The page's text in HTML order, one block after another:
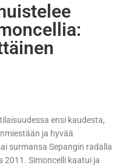
ensi kaudesta,
ja hyvää
surmansa Sepangin radalla
2011. Simoncelli kaatui ja